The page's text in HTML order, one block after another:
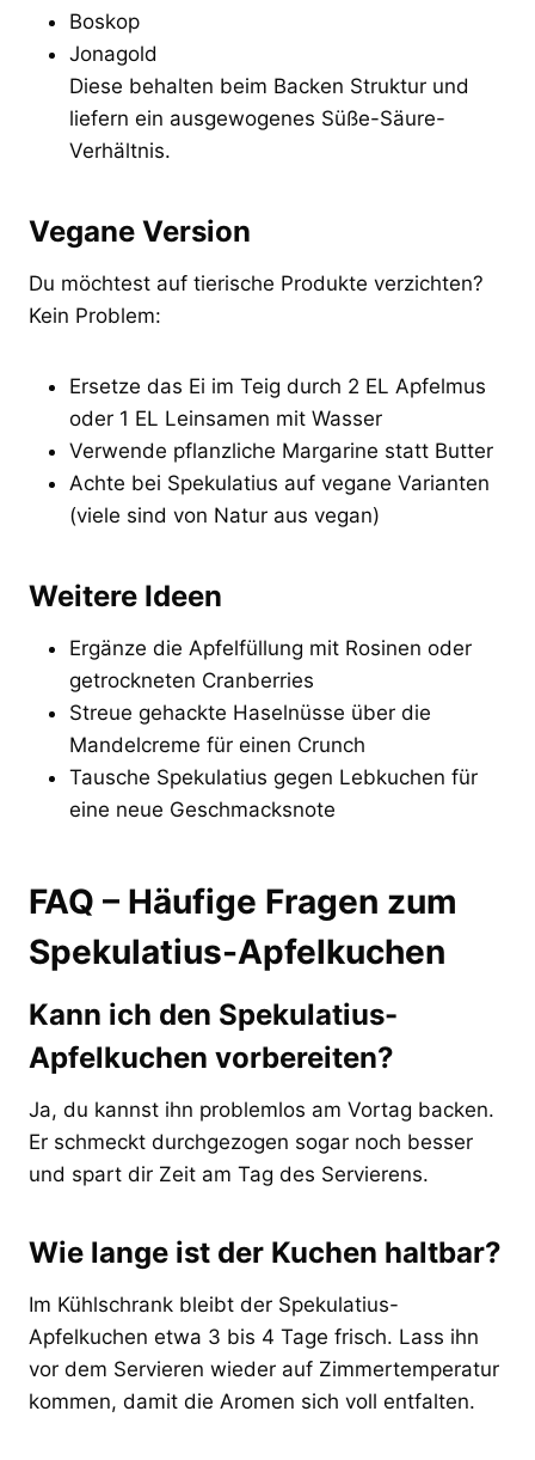
Boskop
Jonagold
Diese behalten beim Backen Struktur und
liefern ein ausgewogenes Süße-Säure-
Verhältnis.
Vegane Version
Du möchtest auf tierische Produkte verzichten?
Kein Problem:
Ersetze das Ei im Teig durch 2 EL Apfelmus
oder 1 EL Leinsamen mit Wasser
Verwende pflanzliche Margarine statt Butter
Achte bei Spekulatius auf vegane Varianten
(viele sind von Natur aus vegan)
Weitere Ideen
Ergänze die Apfelfüllung mit Rosinen oder
getrockneten Cranberries
Streue gehackte Haselnüsse über die
Mandelcreme für einen Crunch
Tausche Spekulatius gegen Lebkuchen für
eine neue Geschmacksnote
FAQ – Häufige Fragen zum
Spekulatius-Apfelkuchen
Kann ich den Spekulatius-
Apfelkuchen vorbereiten?
Ja, du kannst ihn problemlos am Vortag backen.
Er schmeckt durchgezogen sogar noch besser
und spart dir Zeit am Tag des Servierens.
Wie lange ist der Kuchen haltbar?
Im Kühlschrank bleibt der Spekulatius-
Apfelkuchen etwa 3 bis 4 Tage frisch. Lass ihn
vor dem Servieren wieder auf Zimmertemperatur
kommen, damit die Aromen sich voll entfalten.